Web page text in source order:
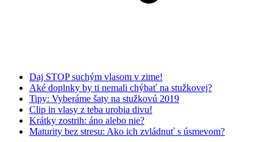
Daj STOP suchým vlasom v zime!
Aké doplnky by ti nemali chýbať na stužkovej?
Tipy: Vyberáme šaty na stužkovú 2019
Clip in vlasy z teba urobia divu!
Krátky zostrih: áno alebo nie?
Maturity bez stresu: Ako ich zvládnuť s úsmevom?